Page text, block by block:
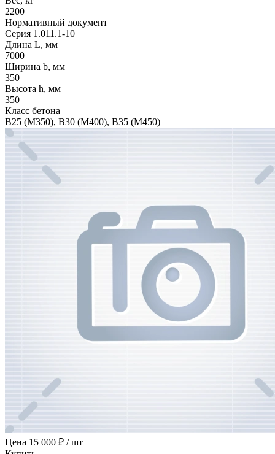
2200
Нормативный документ
Серия 1.011.1-10
Длина L, мм
7000
Ширина b, мм
350
Высота h, мм
350
Класс бетона
В25 (М350), B30 (M400), B35 (M450)
Цена 15 000 ₽ / шт